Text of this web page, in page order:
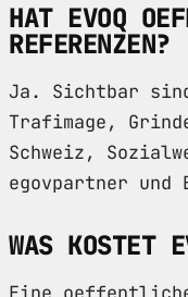
HAT EVOQ
REFERENZEN?
Ja. Sichtbar sind
Trafimage,
Schweiz,
egovpartner und
WAS KOSTET